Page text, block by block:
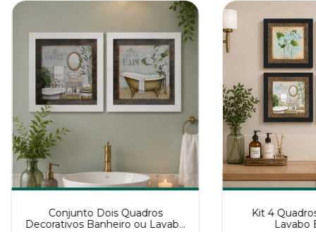
Conjunto Dois Quadros
Decorativos Banheiro ou Lavabo
Kit 4
Lavabo